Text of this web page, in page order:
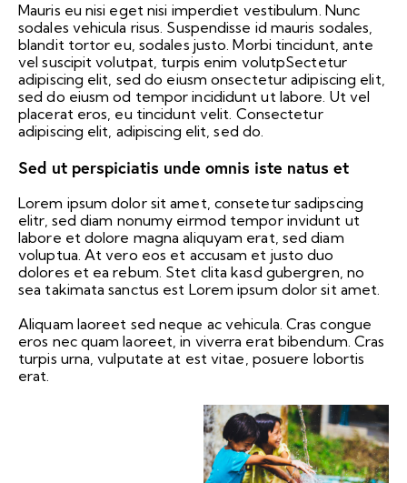
Mauris eu nisi eget nisi imperdiet vestibulum. Nunc
sodales vehicula risus. Suspendisse id mauris sodales,
blandit tortor eu, sodales justo. Morbi tincidunt, ante
vel suscipit volutpat, turpis enim volutpSectetur
adipiscing elit, sed do eiusm onsectetur adipiscing elit,
sed do eiusm od tempor incididunt ut labore. Ut vel
placerat eros, eu tincidunt velit. Consectetur
adipiscing elit, adipiscing elit, sed do.
Sed ut perspiciatis unde omnis iste natus et
Lorem ipsum dolor sit amet, consetetur sadipscing
elitr, sed diam nonumy eirmod tempor invidunt ut
labore et dolore magna aliquyam erat, sed diam
voluptua. At vero eos et accusam et justo duo
dolores et ea rebum. Stet clita kasd gubergren, no
sea takimata sanctus est Lorem ipsum dolor sit amet.
Aliquam laoreet sed neque ac vehicula. Cras congue
eros nec quam laoreet, in viverra erat bibendum. Cras
turpis urna, vulputate at est vitae, posuere lobortis
erat.